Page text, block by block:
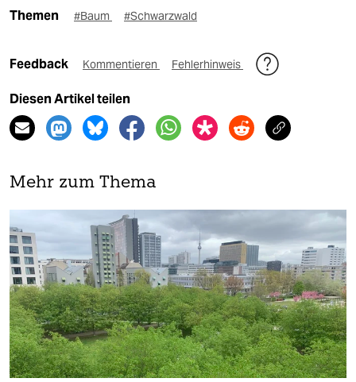
Themen #Baum #Schwarzwald
Feedback Kommentieren Fehlerhinweis
Diesen Artikel teilen
Mehr zum Thema